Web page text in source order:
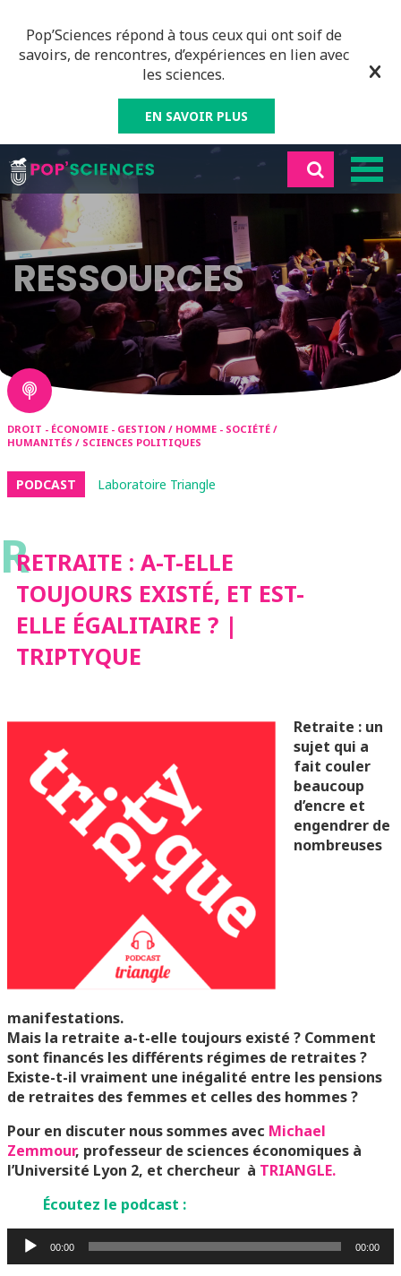
Pop’Sciences répond à tous ceux qui ont soif de
savoirs, de rencontres, d’expériences en lien avec
les sciences.
EN SAVOIR PLUS
RESSOURCES
DROIT - ÉCONOMIE - GESTION / HOMME - SOCIÉTÉ /
HUMANITÉS / SCIENCES POLITIQUES
PODCAST Laboratoire Triangle
RRETRAITE : A-T-ELLE
TOUJOURS EXISTÉ, ET EST-
ELLE ÉGALITAIRE ? |
TRIPTYQUE
Retraite : un
sujet qui a
fait couler
beaucoup
d’encre et
engendrer de
nombreuses
manifestations.
Mais la retraite a-t-elle toujours existé ? Comment
sont financés les différents régimes de retraites ?
Existe-t-il vraiment une inégalité entre les pensions
de retraites des femmes et celles des hommes ?
Pour en discuter nous sommes avec Michael
Zemmour, professeur de sciences économiques à
l’Université Lyon 2, et chercheur à TRIANGLE.
Écoutez le podcast :
Lecteur
audio
00:00 00:00